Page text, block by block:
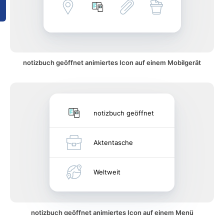
notizbuch geöffnet animiertes Icon auf einem Mobilgerät
notizbuch geöffnet
Aktentasche
Weltweit
notizbuch geöffnet animiertes Icon auf einem Menü